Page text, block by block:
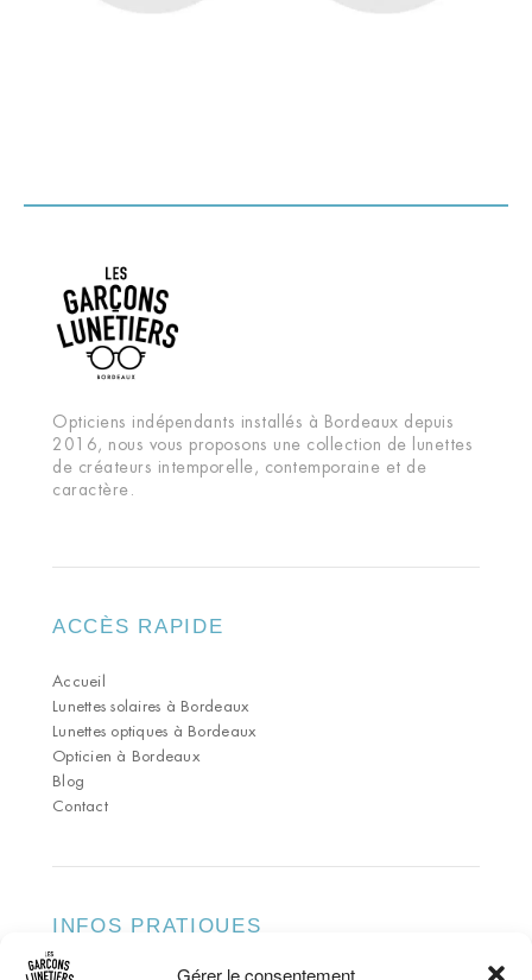
Gérer le consentement
Opticiens indépendants installés à Bordeaux depuis
2016, nous vous proposons une collection de lunettes
de créateurs intemporelle, contemporaine et de
caractère.
ACCÈS RAPIDE
Accueil
Lunettes solaires à Bordeaux
Lunettes optiques à Bordeaux
Opticien à Bordeaux
Blog
Contact
INFOS PRATIQUES